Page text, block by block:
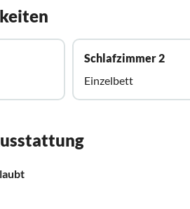
Schlafzimmer 2
Einzelbett